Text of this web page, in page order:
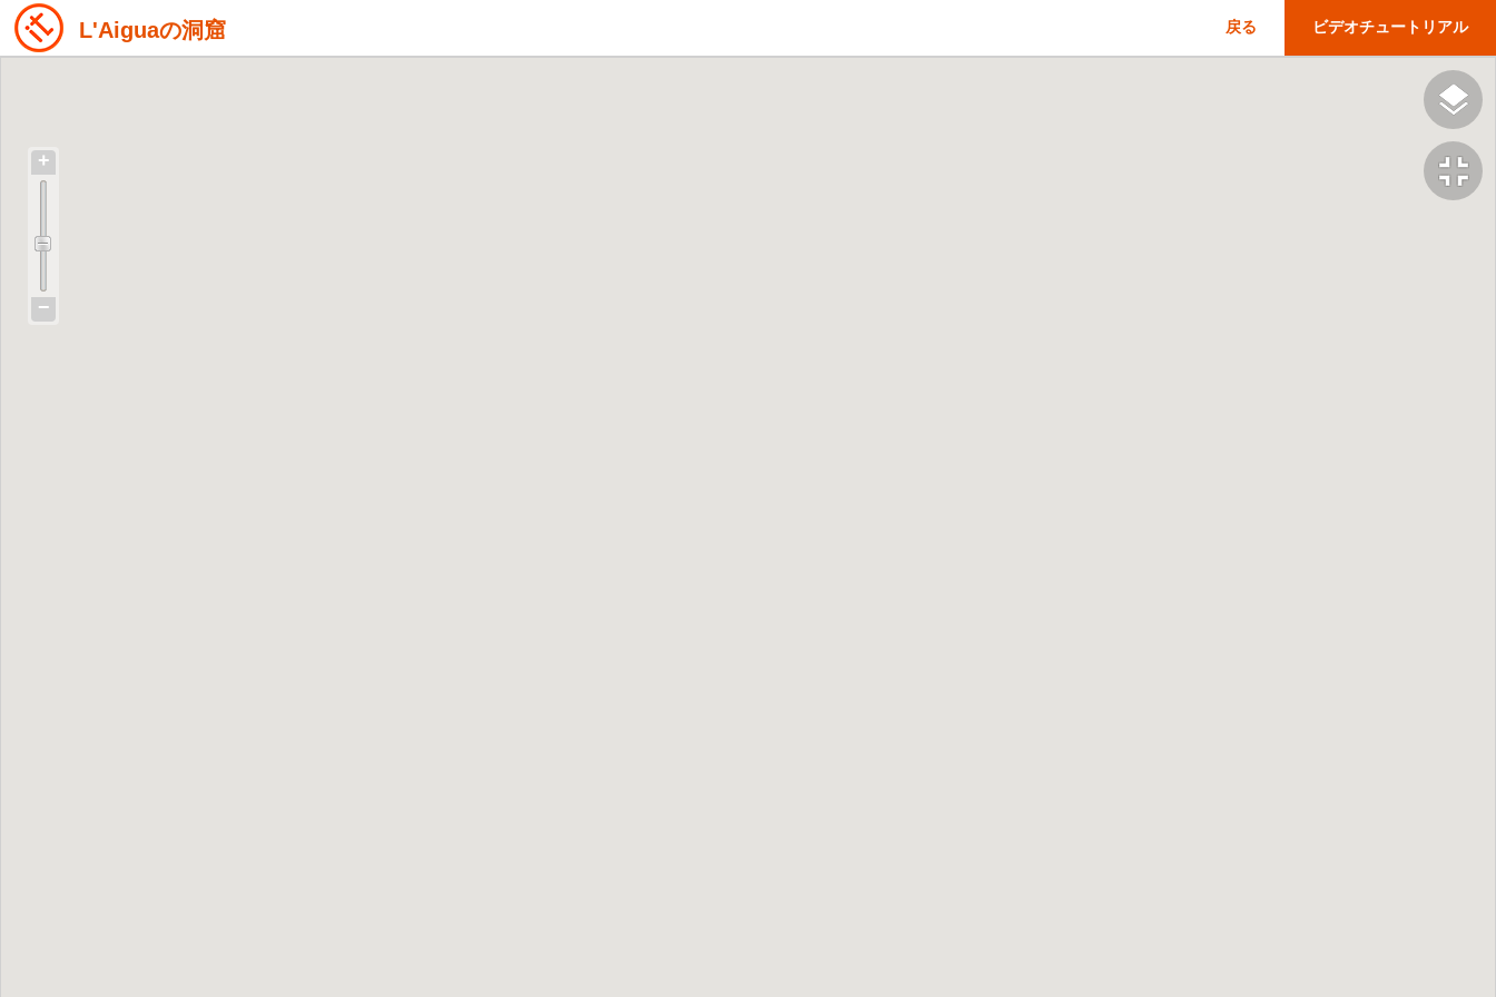
L'Aiguaの洞窟 ビデオチュートリアル
戻る
+
−
fullscreen_exit